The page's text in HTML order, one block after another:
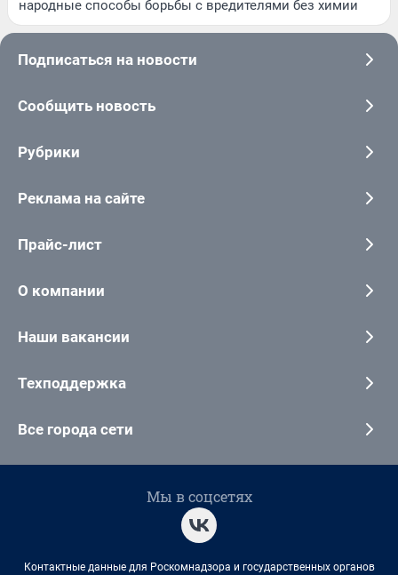
народные способы борьбы с вредителями без химии
Подписаться на новости
Сообщить новость
Рубрики
Реклама на сайте
Прайс-лист
О компании
Наши вакансии
Техподдержка
Все города сети
Мы в соцсетях
Контактные данные для Роскомнадзора и государственных органов